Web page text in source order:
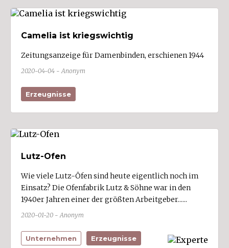
Bregenzerwald (14)
Großes Walsertal (5)
Kleinwalsertal (9)
Klostertal (5)
Laternsertal (5)
Leiblachtal (8)
Rheintal (154)
Alberschwende (1)
Altach (1)
Camelia ist kriegswichtig
Zeitungsanzeige für Damenbinden, erschienen 1944
2020-04-04 - Anonym
Erzeugnisse
Lutz-Ofen
Wie viele Lutz-Öfen sind heute eigentlich noch im
Einsatz? Die Ofenfabrik Lutz & Söhne war in den
1940er Jahren einer der größten Arbeitgeber......
2020-01-20 - Anonym
Unternehmen Erzeugnisse